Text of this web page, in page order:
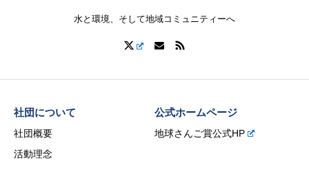
水と環境、そして地域コミュニティーへ
社団について
社団概要
活動理念
公式ホームページ
地球さんご賞公式HP